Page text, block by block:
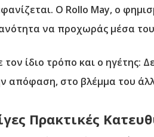
Ο Rollo May, ο
να προχωράς μέσα
τον ίδιο τρόπο και ο ηγέτης:
απόφαση, στο βλέμμα του
Πρακτικές